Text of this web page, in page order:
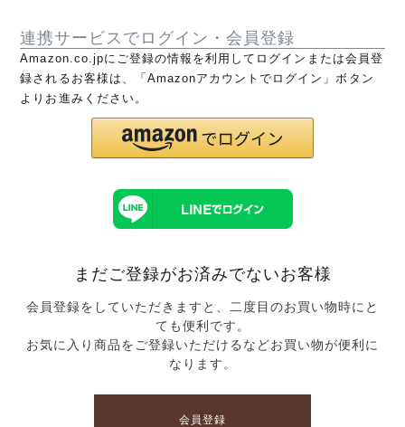
連携サービスでログイン・会員登録
Amazon.co.jpにご登録の情報を利用してログインまたは会員登
録されるお客様は、「Amazonアカウントでログイン」ボタン
よりお進みください。
まだご登録がお済みでないお客様
会員登録をしていただきますと、二度目のお買い物時にと
ても便利です。
お気に入り商品をご登録いただけるなどお買い物が便利に
なります。
会員登録